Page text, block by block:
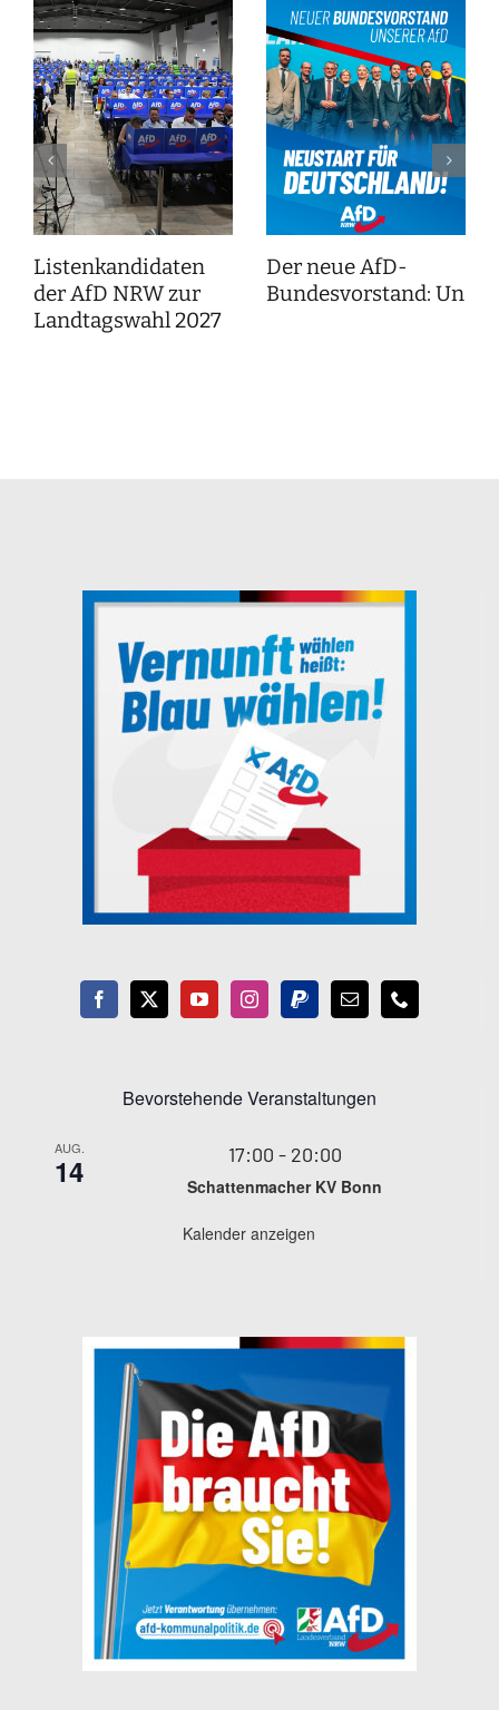
Listenkandidaten
der AfD NRW zur
Landtagswahl 2027
Der neue AfD-
Bundesvorstand:
Bevorstehende Veranstaltungen
AUG.
14 17:00 - 20:00
Schattenmacher KV Bonn
Kalender anzeigen